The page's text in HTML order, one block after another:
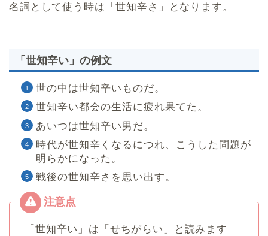
名詞として使う時は「世知辛さ」となります。
「世知辛い」の例文
世の中は世知辛いものだ。
世知辛い都会の生活に疲れ果てた。
あいつは世知辛い男だ。
時代が世知辛くなるにつれ、こうした問題が
明らかになった。
戦後の世知辛さを思い出す。
「世知辛い」は「せちがらい」と読みます